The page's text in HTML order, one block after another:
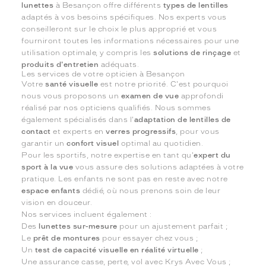
lunettes à Besançon offre différents types de lentilles
adaptés à vos besoins spécifiques. Nos experts vous
conseilleront sur le choix le plus approprié et vous
fourniront toutes les informations nécessaires pour une
utilisation optimale, y compris lessolutions de rinçage et
produits d'entretien adéquats.
Les services de votre opticien à Besançon
Votresanté visuelle est notre priorité. C'est pourquoi
nous vous proposons un examen de vue approfondi
réalisé par nos opticiens qualifiés. Nous sommes
également spécialisés dans l'adaptation de lentilles de
contact et experts enverres progressifs, pour vous
garantir unconfort visuel optimal au quotidien.
Pour les sportifs, notre expertise en tant qu'expert du
sport à la vue vous assure des solutions adaptées à votre
pratique. Les enfants ne sont pas en reste avec notre
espace enfants dédié, où nous prenons soin de leur
vision en douceur.
Nos services incluent également :
Des
lunettes sur-mesure pour un ajustement parfait ;
Le prêt de montures pour essayer chez vous ;
Un test de capacité visuelle en réalité virtuelle ;
Une assurance casse, perte, vol avec Krys Avec Vous ;